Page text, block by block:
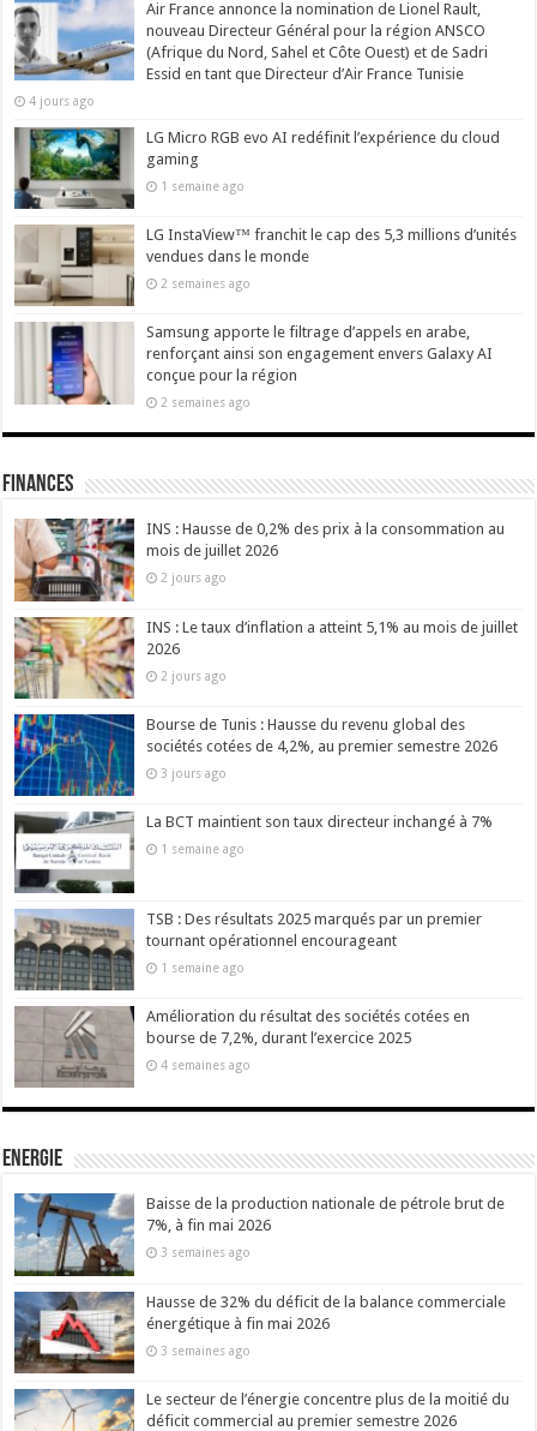
Air France annonce la nomination de Lionel Rault,
nouveau Directeur Général pour la région ANSCO
(Afrique du Nord, Sahel et Côte Ouest) et de Sadri
Essid en tant que Directeur d’Air France Tunisie
4 jours ago
LG Micro RGB evo AI redéfinit l’expérience du cloud
gaming
1 semaine ago
LG InstaView™ franchit le cap des 5,3 millions d’unités
vendues dans le monde
2 semaines ago
Samsung apporte le filtrage d’appels en arabe,
renforçant ainsi son engagement envers Galaxy AI
conçue pour la région
2 semaines ago
Finances
INS : Hausse de 0,2% des prix à la consommation au
mois de juillet 2026
2 jours ago
INS : Le taux d’inflation a atteint 5,1% au mois de juillet
2026
2 jours ago
Bourse de Tunis : Hausse du revenu global des
sociétés cotées de 4,2%, au premier semestre 2026
3 jours ago
La BCT maintient son taux directeur inchangé à 7%
1 semaine ago
TSB : Des résultats 2025 marqués par un premier
tournant opérationnel encourageant
1 semaine ago
Amélioration du résultat des sociétés cotées en
bourse de 7,2%, durant l’exercice 2025
4 semaines ago
Energie
Baisse de la production nationale de pétrole brut de
7%, à fin mai 2026
3 semaines ago
Hausse de 32% du déficit de la balance commerciale
énergétique à fin mai 2026
3 semaines ago
Le secteur de l’énergie concentre plus de la moitié du
déficit commercial au premier semestre 2026